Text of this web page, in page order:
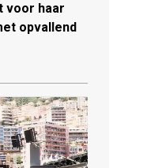
voor haar
opvallend